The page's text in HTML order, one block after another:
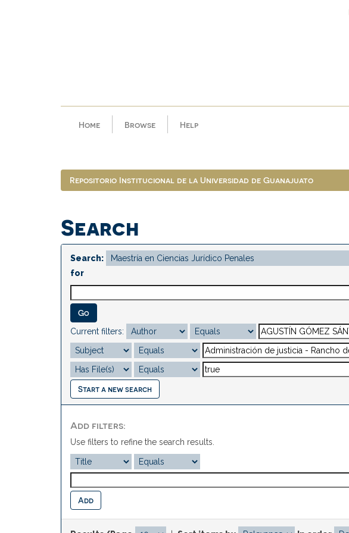
Home Browse Help
Repositorio Institucional de la Universidad de Guanajuato
Search
Search:
for
Current filters:
Start a new search
Add filters:
Use filters to refine the search results.